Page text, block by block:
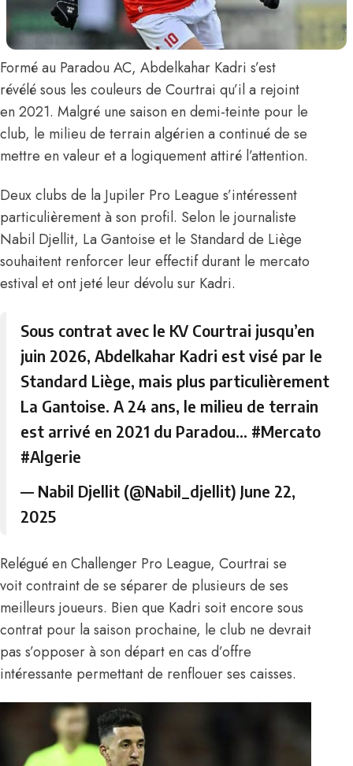
Formé au Paradou AC, Abdelkahar Kadri s’est
révélé sous les couleurs de Courtrai qu’il a rejoint
en 2021. Malgré une saison en demi-teinte pour le
club, le milieu de terrain algérien a continué de se
mettre en valeur et a logiquement attiré l’attention.
Deux clubs de la Jupiler Pro League s’intéressent
particulièrement à son profil. Selon le journaliste
Nabil Djellit, La Gantoise et le Standard de Liège
souhaitent renforcer leur effectif durant le mercato
estival et ont jeté leur dévolu sur Kadri.
Sous contrat avec le KV Courtrai jusqu’en
juin 2026, Abdelkahar Kadri est visé par le
Standard Liège, mais plus particulièrement
La Gantoise. A 24 ans, le milieu de terrain
est arrivé en 2021 du Paradou… #Mercato
#Algerie
— Nabil Djellit (@Nabil_djellit)June 22,
2025
Relégué en Challenger Pro League, Courtrai se
voit contraint de se séparer de plusieurs de ses
meilleurs joueurs. Bien que Kadri soit encore sous
contrat pour la saison prochaine, le club ne devrait
pas s’opposer à son départ en cas d’offre
intéressante permettant de renflouer ses caisses.